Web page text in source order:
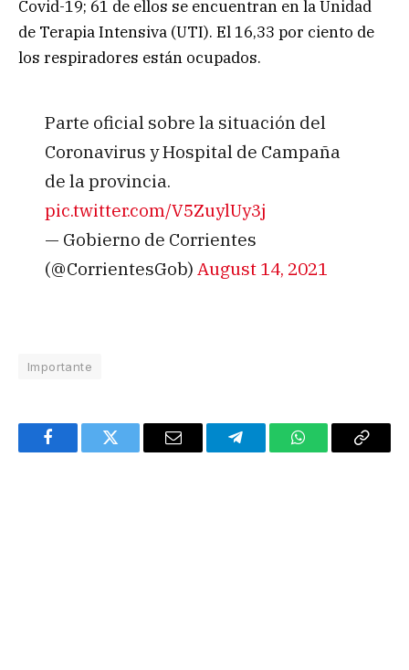
Covid-19; 61 de ellos se encuentran en la Unidad
de Terapia Intensiva (UTI). El 16,33 por ciento de
los respiradores están ocupados.
Parte oficial sobre la situación del
Coronavirus y Hospital de Campaña
de la provincia.
pic.twitter.com/V5ZuylUy3j
— Gobierno de Corrientes
(@CorrientesGob) August 14, 2021
Importante
FacebookTwitter Email TelegramWhatsAppCopy